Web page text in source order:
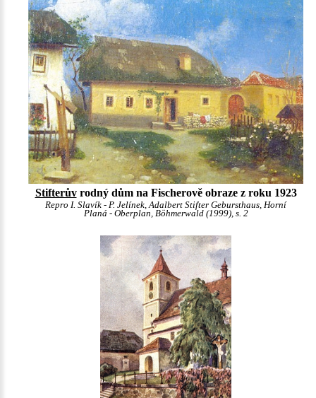
Stifterůvrodný dům na Fischerově obraze z roku 1923
Repro I. Slavík - P. Jelínek, Adalbert Stifter Gebursthaus, Horní
Planá - Oberplan, Böhmerwald (1999), s. 2